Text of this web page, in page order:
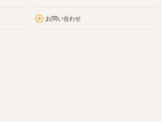
お問い合わせ